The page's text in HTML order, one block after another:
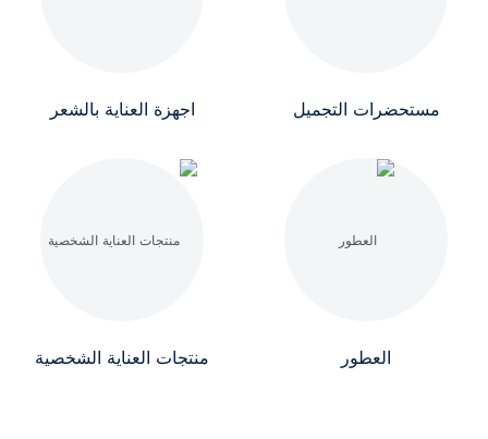
مستحضرات التجميل اجهزة العناية بالشعر
العطور منتجات العناية الشخصية